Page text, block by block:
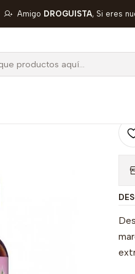
Amigo DROGUISTA, Si eres
ESENCIA FLORAL EUROPEA